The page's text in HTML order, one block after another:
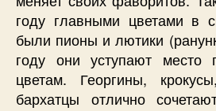
году главными цветами в
были пионы и лютики
году они уступают место
цветам. Георгины,
бархатцы отлично